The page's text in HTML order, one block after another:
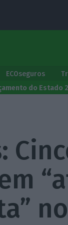
ECOseguros
do Estado